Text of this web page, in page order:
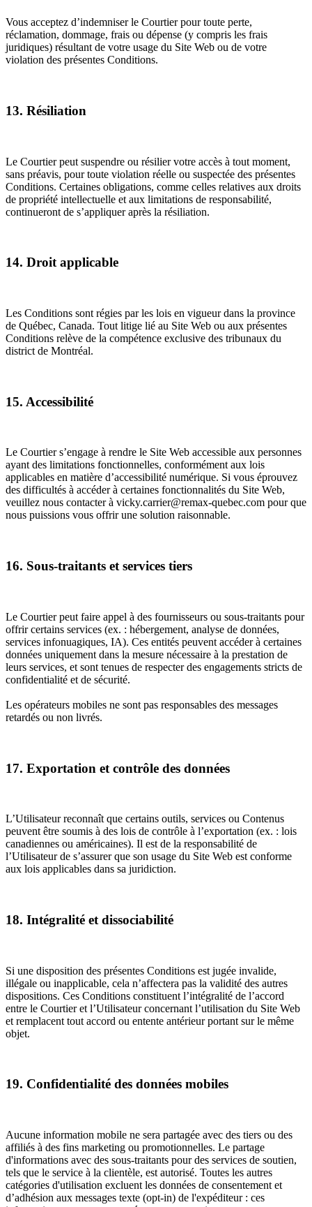
Vous acceptez d’indemniser le Courtier pour toute perte,
réclamation, dommage, frais ou dépense (y compris les frais
juridiques) résultant de votre usage du Site Web ou de votre
violation des présentes Conditions.
13. Résiliation
Le Courtier peut suspendre ou résilier votre accès à tout moment,
sans préavis, pour toute violation réelle ou suspectée des présentes
Conditions. Certaines obligations, comme celles relatives aux droits
de propriété intellectuelle et aux limitations de responsabilité,
continueront de s’appliquer après la résiliation.
14. Droit applicable
Les Conditions sont régies par les lois en vigueur dans la province
de Québec, Canada. Tout litige lié au Site Web ou aux présentes
Conditions relève de la compétence exclusive des tribunaux du
district de Montréal.
15. Accessibilité
Le Courtier s’engage à rendre le Site Web accessible aux personnes
ayant des limitations fonctionnelles, conformément aux lois
applicables en matière d’accessibilité numérique. Si vous éprouvez
des difficultés à accéder à certaines fonctionnalités du Site Web,
veuillez nous contacter à vicky.carrier@remax-quebec.com pour que
nous puissions vous offrir une solution raisonnable.
16. Sous-traitants et services tiers
Le Courtier peut faire appel à des fournisseurs ou sous-traitants pour
offrir certains services (ex. : hébergement, analyse de données,
services infonuagiques, IA). Ces entités peuvent accéder à certaines
données uniquement dans la mesure nécessaire à la prestation de
leurs services, et sont tenues de respecter des engagements stricts de
confidentialité et de sécurité.
Les opérateurs mobiles ne sont pas responsables des messages
retardés ou non livrés.
17. Exportation et contrôle des données
L’Utilisateur reconnaît que certains outils, services ou Contenus
peuvent être soumis à des lois de contrôle à l’exportation (ex. : lois
canadiennes ou américaines). Il est de la responsabilité de
l’Utilisateur de s’assurer que son usage du Site Web est conforme
aux lois applicables dans sa juridiction.
18. Intégralité et dissociabilité
Si une disposition des présentes Conditions est jugée invalide,
illégale ou inapplicable, cela n’affectera pas la validité des autres
dispositions. Ces Conditions constituent l’intégralité de l’accord
entre le Courtier et l’Utilisateur concernant l’utilisation du Site Web
et remplacent tout accord ou entente antérieur portant sur le même
objet.
19. Confidentialité des données mobiles
Aucune information mobile ne sera partagée avec des tiers ou des
affiliés à des fins marketing ou promotionnelles. Le partage
d'informations avec des sous-traitants pour des services de soutien,
tels que le service à la clientèle, est autorisé. Toutes les autres
catégories d'utilisation excluent les données de consentement et
d’adhésion aux messages texte (opt-in) de l'expéditeur : ces